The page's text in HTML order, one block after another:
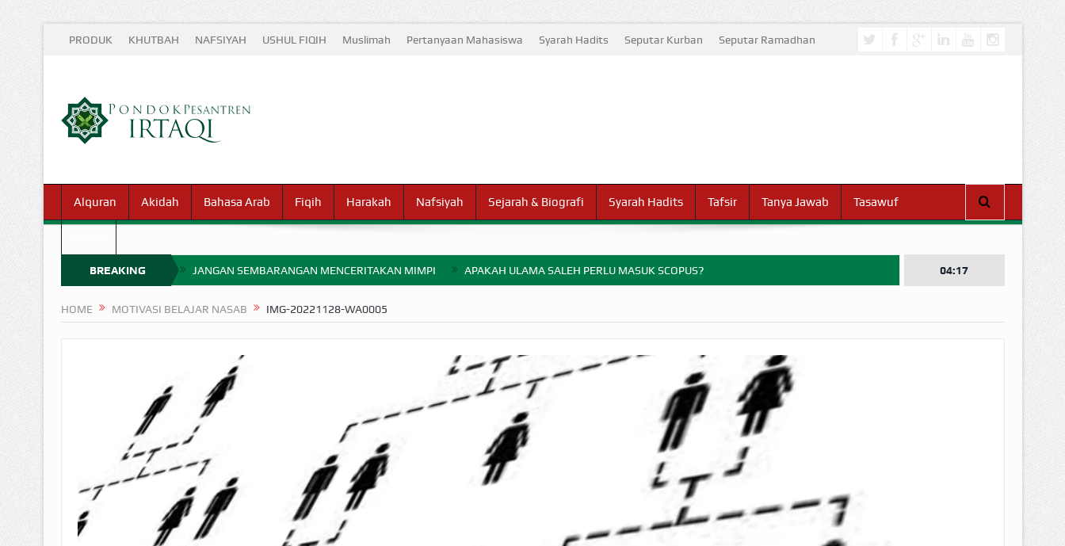
PRODUK KHUTBAH NAFSIYAH USHUL FIQIH Muslimah Pertanyaan Mahasiswa Syarah Hadits Seputar Kurban Seputar Ramadhan
Alquran Akidah Bahasa Arab Fiqih Harakah Nafsiyah Sejarah & Biografi Syarah Hadits Tafsir Tanya Jawab Tasawuf
BREAKING
NEWS
JANGAN SEMBARANGAN MENCERITAKAN MIMPI APAKAH ULAMA SALEH PERLU MASUK SCOPUS?
BAGAIMANA CARA MEMBAYAR ZAKAT UANG? UANG HARAM BISA MENJADI HALAL JIKA SEBAB KEPEMILIKANNYA BERUBAH
ISTIDLAL BATIL VS ISTIDLAL SYAR’I BAHASA CINTA KARENA ALLAH HUKUM MEMBAYAR ZAKAT DENGAN CARA MENGANGSUR
HUKUM MEMBAYAR ZAKAT KEPADA KERABAT SENDIRI
04:17
HOME MOTIVASI BELAJAR NASAB IMG-20221128-WA0005